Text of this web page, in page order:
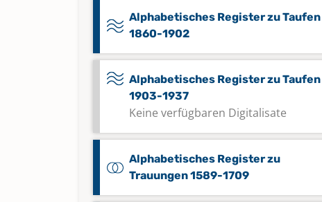
Alphabetisches Register zu Taufen
1860-1902
Alphabetisches Register zu Taufen
1903-1937
Keine verfügbaren Digitalisate
Alphabetisches Register zu
Trauungen 1589-1709